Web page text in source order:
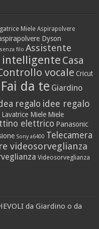
Miele Aspirapolvere
Dyson
filo Assistente
intelligente Casa
vocale Cricut
Fai da te Giardino
regalo idee regalo
Lavatrice Miele Miele
elettrico Panasonic
Sony a6400 Telecamera
videosorveglianza
Videosorveglianza
da Giardino o da